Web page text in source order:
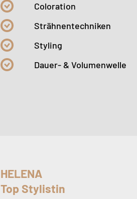
Coloration
Strähnentechniken
Styling
Dauer- & Volumenwelle
HELENA
Top Stylistin